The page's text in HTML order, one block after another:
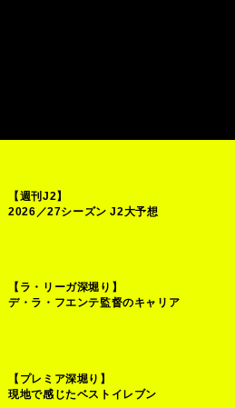
【週刊J2】
2026／27シーズン J2大予想
【ラ・リーガ深堀り】
デ・ラ・フエンテ監督のキャリア
【プレミア深堀り】
現地で感じたベストイレブン